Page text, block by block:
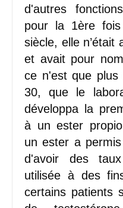
d'autres
pour la 1ère
siècle, elle n’était
et avait pour
ce n'est que plus
30, que le
développa la
à un ester
un ester a
d'avoir des
utilisée à des
certains patients